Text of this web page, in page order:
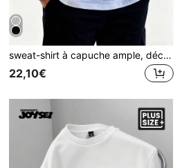
sweat-shirt à capuche ample, décontracté, à manches longues, avec fermeture éclair partielle avant, pour hommes de grande taille, adapté à l'automne/hiver
22,10€